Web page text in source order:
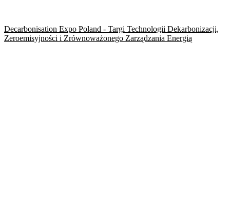
Decarbonisation Expo Poland - Targi Technologii Dekarbonizacji,
Zeroemisyjności i Zrównoważonego Zarządzania Energią